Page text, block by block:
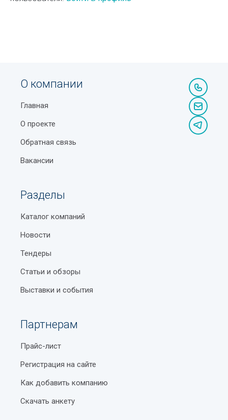
О компании
Главная
О проекте
Обратная связь
Вакансии
Разделы
Каталог компаний
Новости
Тендеры
Статьи и обзоры
Выставки и события
Партнерам
Прайс-лист
Регистрация на сайте
Как добавить компанию
Скачать анкету